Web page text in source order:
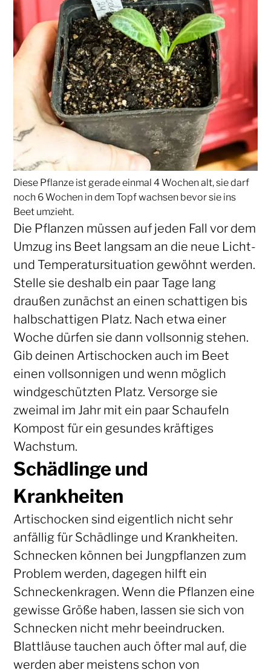
Diese Pflanze ist gerade einmal 4 Wochen alt, sie darf
noch 6 Wochen in dem Topf wachsen bevor sie ins
Beet umzieht.
Die Pflanzen müssen auf jeden Fall vor dem
Umzug ins Beet langsam an die neue Licht-
und Temperatursituation gewöhnt werden.
Stelle sie deshalb ein paar Tage lang
draußen zunächst an einen schattigen bis
halbschattigen Platz. Nach etwa einer
Woche dürfen sie dann vollsonnig stehen.
Gib deinen Artischocken auch im Beet
einen vollsonnigen und wenn möglich
windgeschützten Platz. Versorge sie
zweimal im Jahr mit ein paar Schaufeln
Kompost für ein gesundes kräftiges
Wachstum.
Schädlinge und
Krankheiten
Artischocken sind eigentlich nicht sehr
anfällig für Schädlinge und Krankheiten.
Schnecken können bei Jungpflanzen zum
Problem werden, dagegen hilft ein
Schneckenkragen. Wenn die Pflanzen eine
gewisse Größe haben, lassen sie sich von
Schnecken nicht mehr beeindrucken.
Blattläuse tauchen auch öfter mal auf, die
werden aber meistens schon von